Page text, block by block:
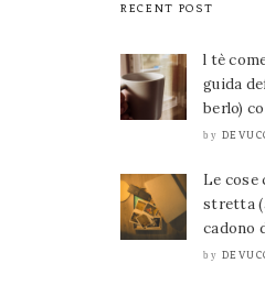
RECENT POST
l tè
guida
berlo)
by
Le cose
stretta
cadono
by